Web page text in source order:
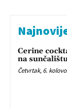
Cerine
na
Četvrtak, 6.